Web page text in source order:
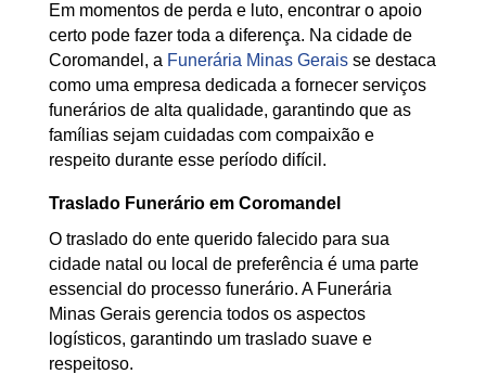
Em momentos de perda e luto, encontrar o apoio
certo pode fazer toda a diferença. Na cidade de
Coromandel, a Funerária Minas Geraisse destaca
como uma empresa dedicada a fornecer serviços
funerários de alta qualidade, garantindo que as
famílias sejam cuidadas com compaixão e
respeito durante esse período difícil.
Traslado Funerário em Coromandel
O traslado do ente querido falecido para sua
cidade natal ou local de preferência é uma parte
essencial do processo funerário. A Funerária
Minas Gerais gerencia todos os aspectos
logísticos, garantindo um traslado suave e
respeitoso.